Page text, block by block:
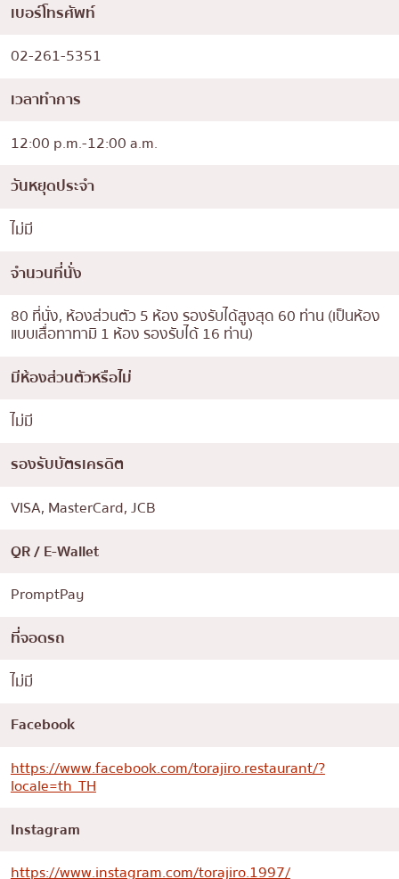
เบอร์โทรศัพท์
02-261-5351
เวลาทำการ
12:00 p.m.-12:00 a.m.
วันหยุดประจำ
ไม่มี
จำนวนที่นั่ง
80 ที่นั่ง, ห้องส่วนตัว 5 ห้อง รองรับได้สูงสุด 60 ท่าน (เป็นห้อง
แบบเสื่อทาทามิ 1 ห้อง รองรับได้ 16 ท่าน)
มีห้องส่วนตัวหรือไม่
ไม่มี
รองรับบัตรเครดิต
VISA, MasterCard, JCB
QR / E-Wallet
PromptPay
ที่จอดรถ
ไม่มี
Facebook
https://www.facebook.com/torajiro.restaurant/?
locale=th_TH
Instagram
https://www.instagram.com/torajiro.1997/